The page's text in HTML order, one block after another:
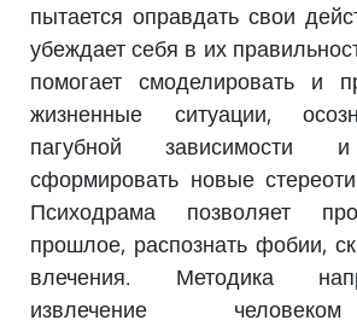
пытается оправдать свои
убеждает себя в их
помогает смоделировать и
жизненные ситуации,
пагубной зависимости
сформировать новые
Психодрама позволяет
прошлое, распознать фобии,
влечения. Методика
извлечение